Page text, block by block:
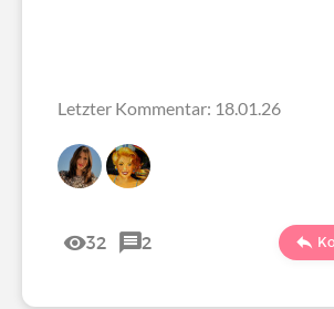
Letzter Kommentar: 18.01.26
32 2